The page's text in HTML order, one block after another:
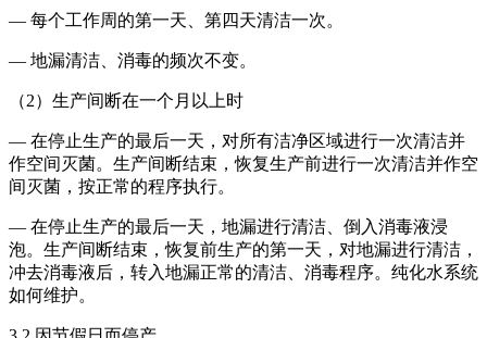
— 每个工作周的第一天、第四天清洁一次。
— 地漏清洁、消毒的频次不变。
（2）生产间断在一个月以上时
— 在停止生产的最后一天，对所有洁净区域进行一次清洁并
作空间灭菌。生产间断结束，恢复生产前进行一次清洁并作空
间灭菌，按正常的程序执行。
— 在停止生产的最后一天，地漏进行清洁、倒入消毒液浸
泡。生产间断结束，恢复前生产的第一天，对地漏进行清洁，
冲去消毒液后，转入地漏正常的清洁、消毒程序。纯化水系统
如何维护。